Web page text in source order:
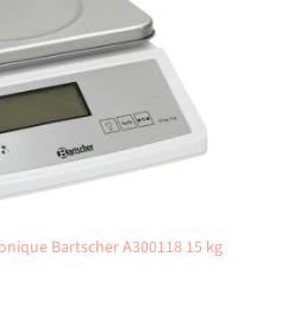
Bartscher A300118 15 kg